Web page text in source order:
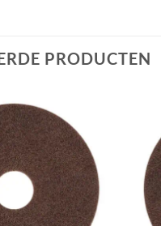
PRODUCTEN